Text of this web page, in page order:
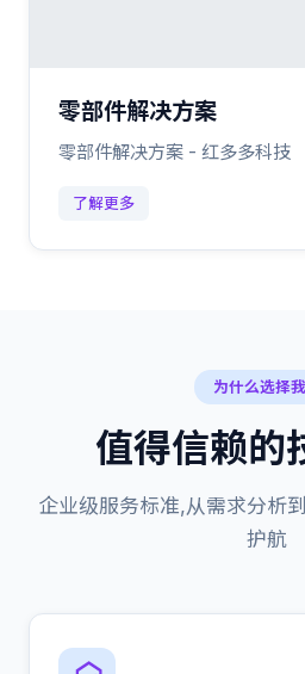
零部件解决方案
零部件解决方案 - 红多多科技
了解更多
为什么选择
值得信赖的
企业级服务标准,从需求分析
护航